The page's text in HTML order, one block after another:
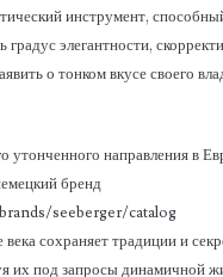
инструмент,
элегантности,
о тонком вкусе своего
утонченного направления в
бренд
seeberger/catalog
сохраняет традиции и
их под запросы динамичной